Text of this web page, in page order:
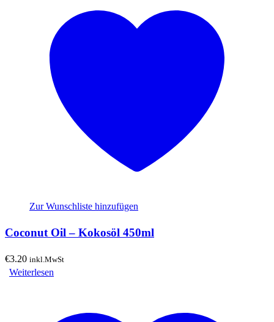
Zur Wunschliste hinzufügen
Coconut Oil – Kokosöl 450ml
€3.20 inkl.MwSt
Weiterlesen